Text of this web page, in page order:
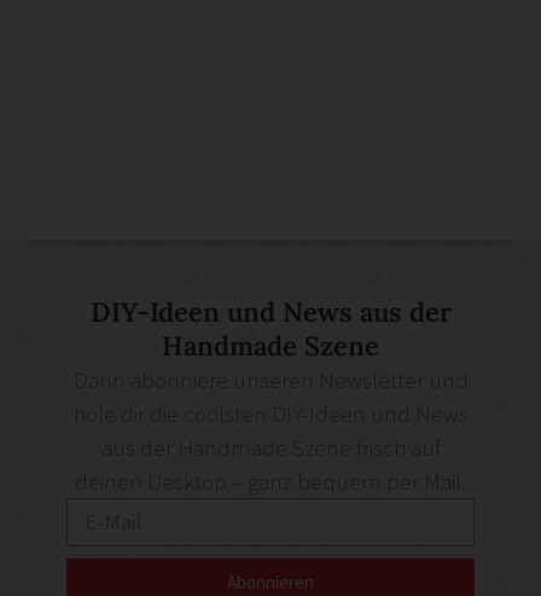
DIY-Ideen und News aus der
Handmade Szene
deinen Desktop – ganz bequem per Mail.
Abonnieren